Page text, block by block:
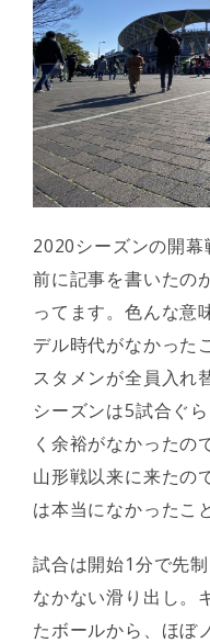
2020シーズンの開幕
前に記事を書いたの
ってます。色んな意
デル時代がなかった
スタメンが全員入れ
シーズンは5試合ぐ
く余裕がなかったの
山形戦以来に来たの
は本当になかったこ
試合は開始1分で先
なかない滑り出し。
たボールから、ほぼ